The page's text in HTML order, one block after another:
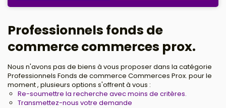
Avis clients
Estimation
Avis clients
Professionnels fonds de
commerce commerces prox.
Nous n'avons pas de biens à vous proposer dans la catégorie
Professionnels Fonds de commerce Commerces Prox. pour le
moment , plusieurs options s'offrent à vous :
Re-soumettre la recherche avec moins de critères.
Transmettez-nous votre demande